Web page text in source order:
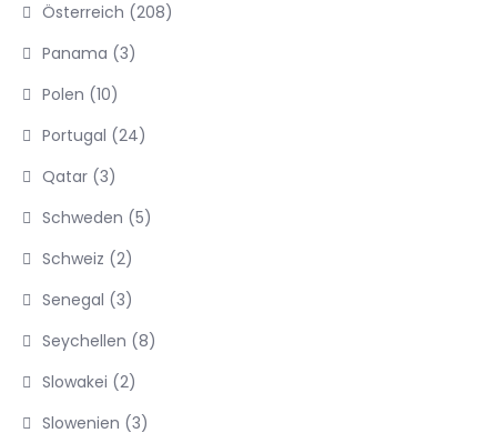
Österreich (208)
Panama (3)
Polen (10)
Portugal (24)
Qatar (3)
Schweden (5)
Schweiz (2)
Senegal (3)
Seychellen (8)
Slowakei (2)
Slowenien (3)